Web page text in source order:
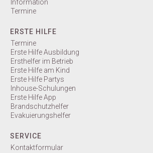
Information
Termine
ERSTE HILFE
Termine
Erste Hilfe Ausbildung
Ersthelfer im Betrieb
Erste Hilfe am Kind
Erste Hilfe Partys
Inhouse-Schulungen
Erste Hilfe App
Brandschutzhelfer
Evakuierungshelfer
SERVICE
Kontaktformular